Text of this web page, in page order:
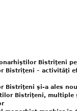
Bistriţeni
Bistriţeni – activităţi
Bistriţeni şi-a ales
Bistriţeni,